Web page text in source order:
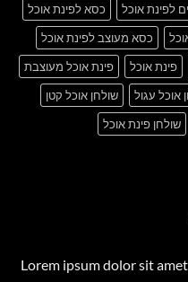
לפינת אוכל
כסא לפינת אוכל
כסא מעוצב לפינת אוכל
פינת אוכל
פינת אוכל מעוצבת
אוכל עגול
שולחן אוכל קטן
שולחן פינת אוכל
Lorem ipsum dolor sit